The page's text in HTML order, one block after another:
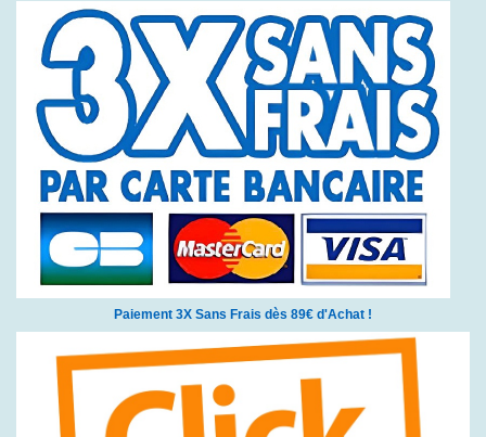
Paiement 3X Sans Frais dès 89€ d'Achat !